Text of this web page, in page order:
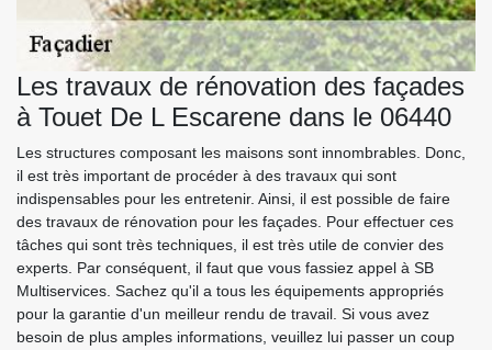
Les travaux de rénovation des façades
à Touet De L Escarene dans le 06440
Les structures composant les maisons sont innombrables. Donc,
il est très important de procéder à des travaux qui sont
indispensables pour les entretenir. Ainsi, il est possible de faire
des travaux de rénovation pour les façades. Pour effectuer ces
tâches qui sont très techniques, il est très utile de convier des
experts. Par conséquent, il faut que vous fassiez appel à SB
Multiservices. Sachez qu'il a tous les équipements appropriés
pour la garantie d'un meilleur rendu de travail. Si vous avez
besoin de plus amples informations, veuillez lui passer un coup